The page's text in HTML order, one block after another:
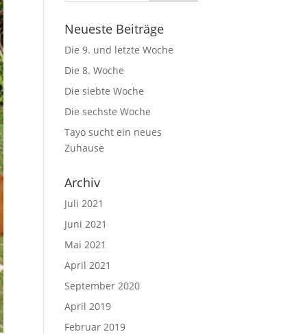
Neueste Beiträge
Die 9. und letzte Woche
Die 8. Woche
Die siebte Woche
Die sechste Woche
Tayo sucht ein neues
Zuhause
Archiv
Juli 2021
Juni 2021
Mai 2021
April 2021
September 2020
April 2019
Februar 2019